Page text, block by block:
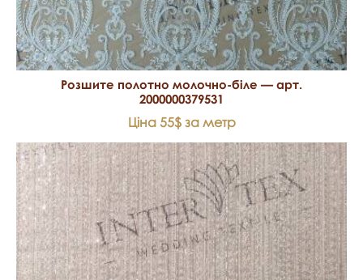
Розшите полотно молочно-біле — арт.
2000000379531
Ціна 55$ за метр